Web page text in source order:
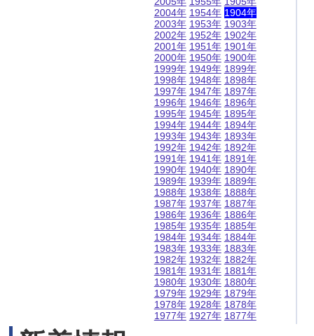
2004年
2003年
2002年
2001年
2000年
1999年
1998年
1997年
1996年
1995年
1994年
1993年
1992年
1991年
1990年
1989年
1988年
1987年
1986年
1985年
1984年
1983年
1982年
1981年
1980年
1979年
1978年
1977年
1954年
1953年
1952年
1951年
1950年
1949年
1948年
1947年
1946年
1945年
1944年
1943年
1942年
1941年
1940年
1939年
1938年
1937年
1936年
1935年
1934年
1933年
1932年
1931年
1930年
1929年
1928年
1927年
1904年
1903年
1902年
1901年
1900年
1899年
1898年
1897年
1896年
1895年
1894年
1893年
1892年
1891年
1890年
1889年
1888年
1887年
1886年
1885年
1884年
1883年
1882年
1881年
1880年
1879年
1878年
1877年